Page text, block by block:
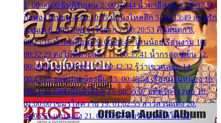
1. 00:00:00 ยินดีรับเดน 2. 00:03:44 น้ำตาอีสาน 3. 00:07:51
กิ่งทองใบหยก 4. 00:10:35 น้ำนิ่งไหลลึก 5. 00:13:49 ลานรัก
ลานเท 6. 00:17:06 จำใจจาก 7. 00:20:53 คืนฝนตก 8.
00:25:16 น้ำลงเดือนยี่ 9. 00:28:47 โสนน้อยเรือนงาม 10.
00:32:29 ตอไม้ที่ตายแล้ว 11. 00:35:41 น้ำกรดแช่เย็น 12.
00:39:08 อยากฟังซ้ำ 13. 00:42:32 รู้ว่าเขาหลอก 14.
00:45:25 รอหน่อยน้องติ๋ม 15. 00:48:56 เรือล่มในหนอง 16.
00:51:43 บัตรเชิญสีเลือด 17. 00:56:07 อดีตรักโรงทอ 18.
01:00:00 เขมรไล่ควาย 19. 01:02:55 สาวสวนแตง 20.
01:05:51 แอบมอง 21. 01:09:27 พบรักปากน้ำโพ 22.